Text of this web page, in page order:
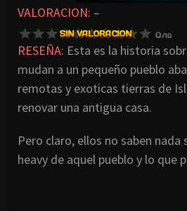
VALORACION: –
RESEÑA: Esta es la historia
mudan a un pequeño pueblo
remotas y exoticas tierras de
renovar una antigua casa.
Pero claro, ellos no saben nada
heavy de aquel pueblo y lo